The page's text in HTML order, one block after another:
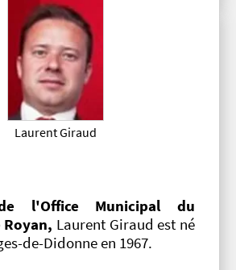
Laurent Giraud
l'Office Municipal du
Laurent Giraud est né
de-Didonne en 1967.